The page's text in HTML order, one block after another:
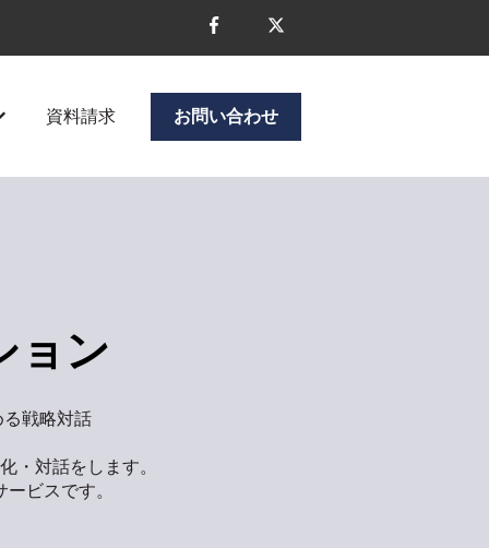
ューを表示
情報のサブメニューを表示
資料請求 お問い合わせ
ョン
戦略対話
・対話をします。
ビスです。